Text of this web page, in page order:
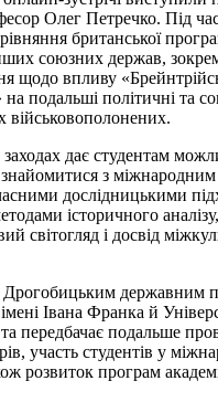
Олег Петречко. Під
британської
союзних держав,
щодо впливу
подальші політичні та
військовополонених.
дає студентам
знайомитися з
дослідницькими
історичного
світогляд і досвід
державним
Івана Франка й
передбачає подальше
участь студентів у
розвиток програм